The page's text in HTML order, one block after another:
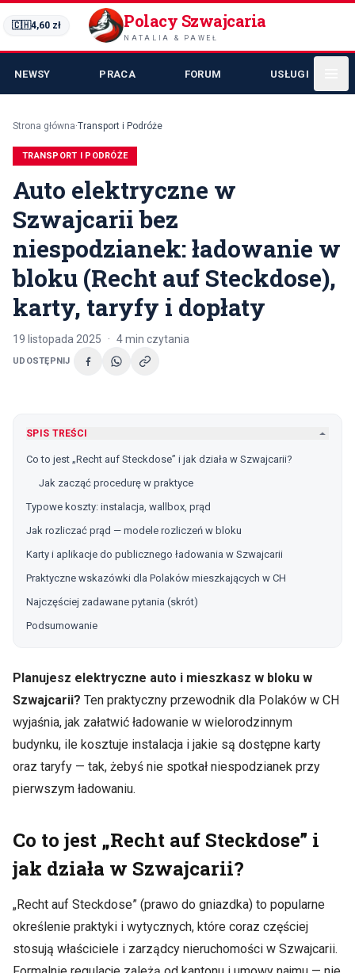
🇨🇭4,60 zł Polacy Szwajcaria
NATALIA & PAWEŁ
NEWSY PRACA FORUM USŁUGI
Strona główna·Transport i Podróże
TRANSPORT I PODRÓŻE
Auto elektryczne w
Szwajcarii bez
niespodzianek: ładowanie w
bloku (Recht auf Steckdose),
karty, taryfy i dopłaty
19 listopada 2025 · 4min czytania
UDOSTĘPNIJ
SPIS TREŚCI
Co to jest „Recht auf Steckdose” i jak działa w Szwajcarii?
Jak zacząć procedurę w praktyce
Typowe koszty: instalacja, wallbox, prąd
Jak rozliczać prąd — modele rozliczeń w bloku
Karty i aplikacje do publicznego ładowania w Szwajcarii
Praktyczne wskazówki dla Polaków mieszkających w CH
Najczęściej zadawane pytania (skrót)
Podsumowanie
Planujesz elektryczne auto i mieszkasz w bloku w
Szwajcarii? Ten praktyczny przewodnik dla Polaków w CH
wyjaśnia, jak załatwić ładowanie w wielorodzinnym
budynku, ile kosztuje instalacja i jakie są dostępne karty
oraz taryfy — tak, żebyś nie spotkał niespodzianek przy
pierwszym ładowaniu.
Co to jest „Recht auf Steckdose” i
jak działa w Szwajcarii?
„Recht auf Steckdose” (prawo do gniazdka) to popularne
określenie praktyki i wytycznych, które coraz częściej
stosują właściciele i zarządcy nieruchomości w Szwajcarii.